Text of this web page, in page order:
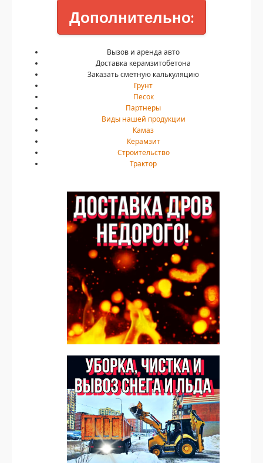
Дополнительно:
Вызов и аренда авто
Доставка керамзитобетона
Заказать сметную калькуляцию
Грунт
Песок
Партнеры
Виды нашей продукции
Камаз
Керамзит
Строительство
Трактор